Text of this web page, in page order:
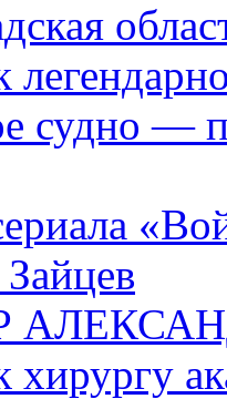
судно —
хирургу